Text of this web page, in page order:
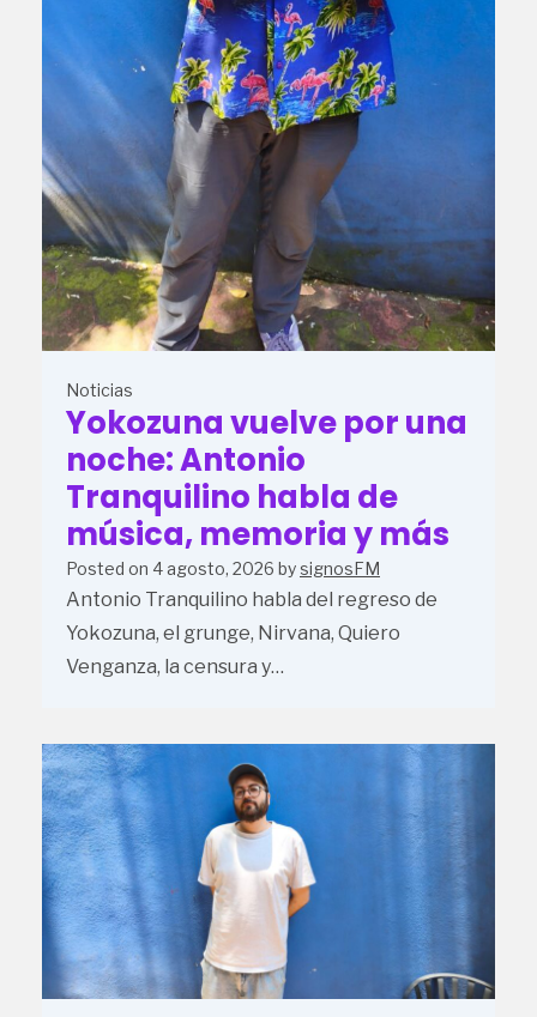
Noticias
Yokozuna vuelve por una
noche: Antonio
Tranquilino habla de
música, memoria y más
Posted on 4 agosto, 2026 bysignosFM
Antonio Tranquilino habla del regreso de
Yokozuna, el grunge, Nirvana, Quiero
Venganza, la censura y…